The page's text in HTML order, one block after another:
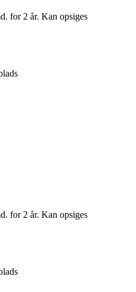
for 2 år. Kan opsiges
for 2 år. Kan opsiges